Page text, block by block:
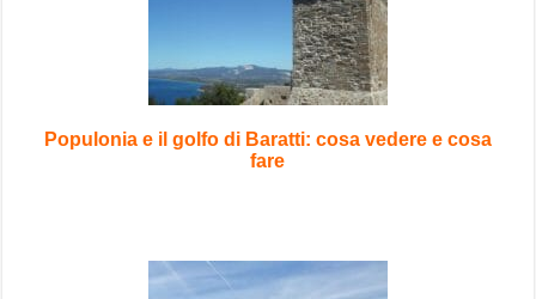
Populonia e il golfo di Baratti: cosa vedere e cosa
fare